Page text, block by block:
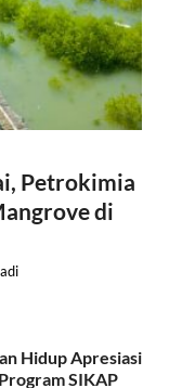
Petrokimia
di
Hidup Apresiasi
SIKAP